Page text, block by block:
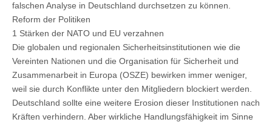
falschen Analyse in Deutschland durchsetzen zu können.
Reform der Politiken
1 Stärken der NATO und EU verzahnen
Die globalen und regionalen Sicherheitsinstitutionen wie die
Vereinten Nationen und die Organisation für Sicherheit und
Zusammenarbeit in Europa (OSZE) bewirken immer weniger,
weil sie durch Konflikte unter den Mitgliedern blockiert werden.
Deutschland sollte eine weitere Erosion dieser Institutionen nach
Kräften verhindern. Aber wirkliche Handlungsfähigkeit im Sinne